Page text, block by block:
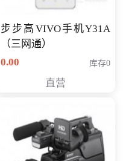
步步高VIVO手机Y31A
（三网通）
0.00
库存0
直营